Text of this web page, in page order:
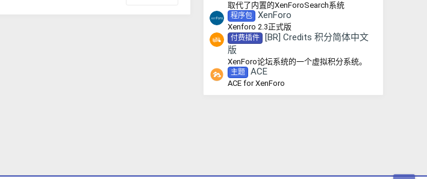
取代了内置的XenForoSearch系统
程序包 XenForo
Xenforo 2.3正式版
付费插件
[BR] Credits 积分简体中文
版
XenForo论坛系统的一个虚拟积分系统。
主题 ACE
ACE for XenForo